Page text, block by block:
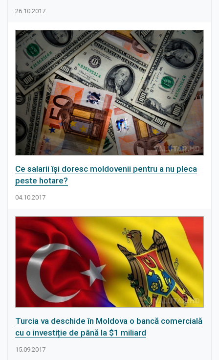
26.10.2017
Ce salarii își doresc moldovenii pentru a nu pleca
peste hotare?
04.10.2017
Turcia va deschide în Moldova o bancă comercială
cu o investiție de până la $1 miliard
15.09.2017